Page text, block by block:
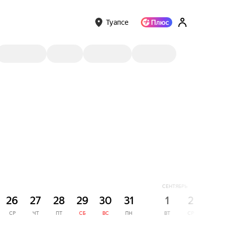
Туапсе
26
СР
27
ЧТ
28
ПТ
29
СБ
30
ВС
31
ПН
СЕНТЯБРЬ
1
ВТ
2